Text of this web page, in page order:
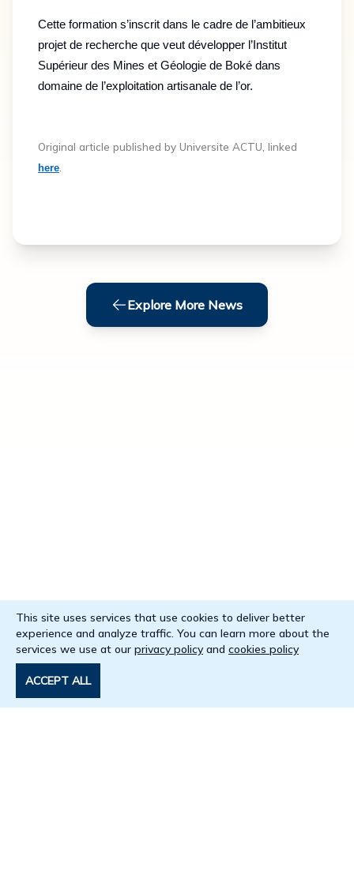
Cette formation s’inscrit dans le cadre de l’ambitieux
projet de recherche que veut développer l’Institut
Supérieur des Mines et Géologie de Boké dans
domaine de l’exploitation artisanale de l’or.
Original article published by Universite ACTU, linked
here
Explore More News
This site uses services that use cookies to deliver better
experience and analyze traffic. You can learn more about the
services we use at our privacy policy and cookies policy
ACCEPT ALL